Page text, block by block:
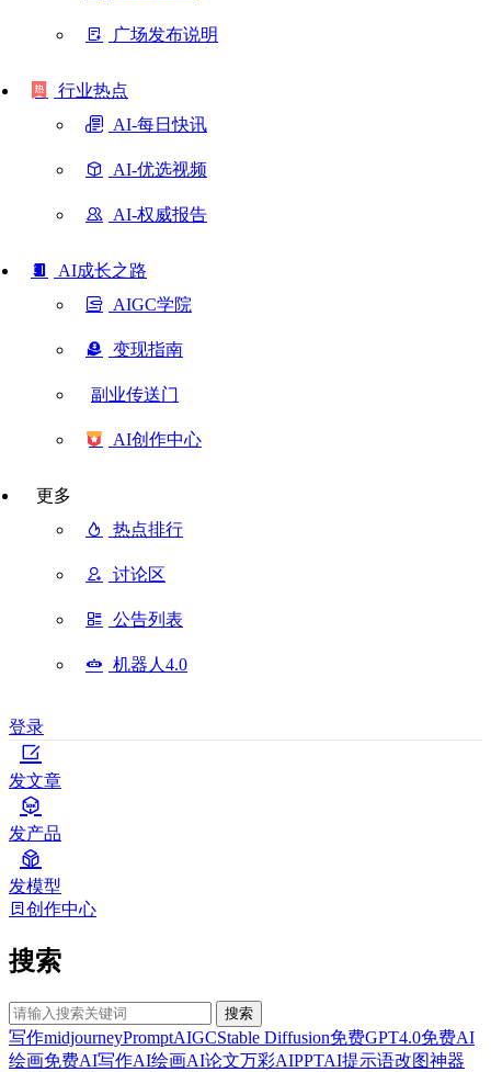
广场发布说明
行业热点
AI-每日快讯
AI-优选视频
AI-权威报告
AI成长之路
AIGC学院
变现指南
副业传送门
AI创作中心
更多
热点排行
讨论区
公告列表
机器人4.0
登录
发文章
发产品
发模型
创作中心
搜索
搜索
写作midjourneyPromptAIGCStable Diffusion免费GPT4.0免费AI
绘画免费AI写作AI绘画AI论文万彩AIPPTAI提示语改图神器